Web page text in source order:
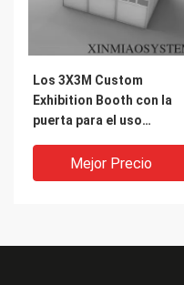
Los 3X3M Custom
Exhibition Booth con la
puerta para el uso
aluminio modular aprisa
montan el sitio
Mejor Precio